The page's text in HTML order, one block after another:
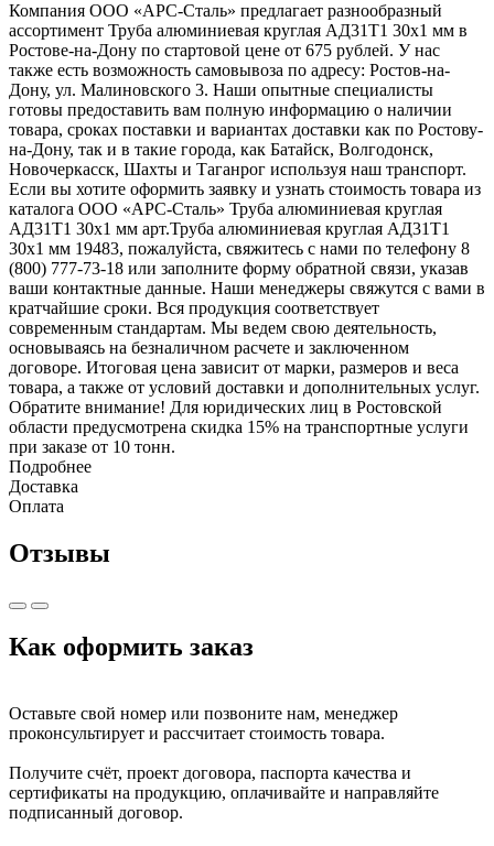
Компания ООО «АРС-Сталь» предлагает разнообразный
ассортимент Труба алюминиевая круглая АД31Т1 30x1 мм в
Ростове-на-Дону по стартовой цене от 675 рублей. У нас
также есть возможность самовывоза по адресу: Ростов-на-
Дону, ул. Малиновского 3. Наши опытные специалисты
готовы предоставить вам полную информацию о наличии
товара, сроках поставки и вариантах доставки как по Ростову-
на-Дону, так и в такие города, как Батайск, Волгодонск,
Новочеркасск, Шахты и Таганрог используя наш транспорт.
Если вы хотите оформить заявку и узнать стоимость товара из
каталога ООО «АРС-Сталь» Труба алюминиевая круглая
АД31Т1 30x1 мм арт.Труба алюминиевая круглая АД31Т1
30x1 мм 19483, пожалуйста, свяжитесь с нами по телефону 8
(800) 777-73-18 или заполните форму обратной связи, указав
ваши контактные данные. Наши менеджеры свяжутся с вами в
кратчайшие сроки. Вся продукция соответствует
современным стандартам. Мы ведем свою деятельность,
основываясь на безналичном расчете и заключенном
договоре. Итоговая цена зависит от марки, размеров и веса
товара, а также от условий доставки и дополнительных услуг.
Обратите внимание! Для юридических лиц в Ростовской
области предусмотрена скидка 15% на транспортные услуги
при заказе от 10 тонн.
Подробнее
Доставка
Оплата
Отзывы
Как оформить заказ
Оставьте свой номер или позвоните нам, менеджер
проконсультирует и рассчитает стоимость товара.
Получите счёт, проект договора, паспорта качества и
сертификаты на продукцию, оплачивайте и направляйте
подписанный договор.